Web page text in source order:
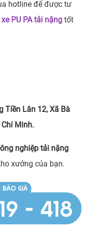
hotline để được tư
PU PA tải nặng tốt
Tiền Lân 12, Xã Bà
Chí Minh.
nghiệp tải nặng
xưởng của bạn.